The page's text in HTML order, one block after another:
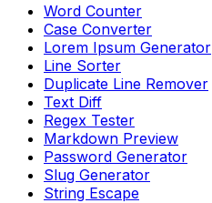
Word Counter
Case Converter
Lorem Ipsum Generator
Line Sorter
Duplicate Line Remover
Text Diff
Regex Tester
Markdown Preview
Password Generator
Slug Generator
String Escape